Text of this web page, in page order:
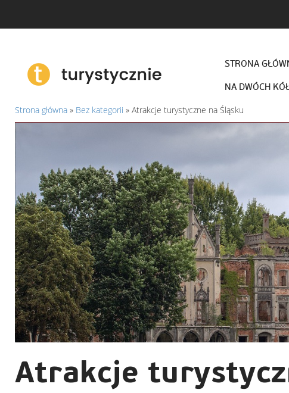
STRONA
NA DWÓCH
Strona główna» Bez kategorii » Atrakcje turystyczne na Śląsku
Atrakcje